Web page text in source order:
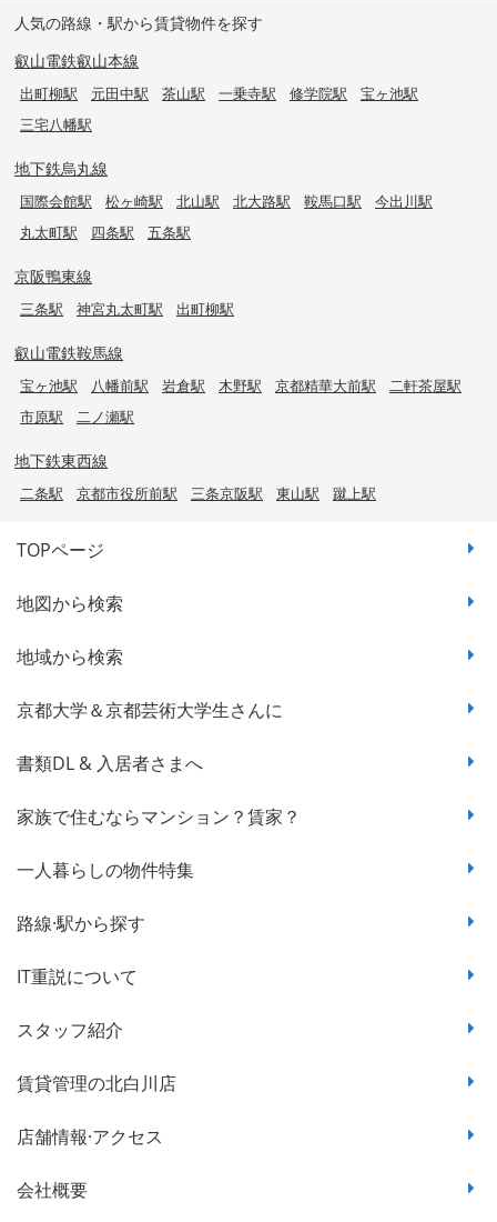
人気の路線・駅から賃貸物件を探す
叡山電鉄叡山本線
出町柳駅 元田中駅 茶山駅 一乗寺駅 修学院駅
宝ヶ池駅
三宅八幡駅
地下鉄烏丸線
国際会館駅 松ヶ崎駅 北山駅 北大路駅 鞍馬口駅
今出川駅
丸太町駅
四条駅 五条駅
京阪鴨東線
三条駅 神宮丸太町駅 出町柳駅
叡山電鉄鞍馬線
宝ヶ池駅 八幡前駅 岩倉駅 木野駅 京都精華大前駅
二軒茶屋駅
市原駅
二ノ瀬駅
地下鉄東西線
二条駅 京都市役所前駅 三条京阪駅 東山駅 蹴上駅
TOPページ
地図から検索
地域から検索
京都大学＆京都芸術大学生さんに
書類DL & 入居者さまへ
家族で住むならマンション？賃家？
一人暮らしの物件特集
路線·駅から探す
IT重説について
スタッフ紹介
賃貸管理の北白川店
店舗情報·アクセス
会社概要